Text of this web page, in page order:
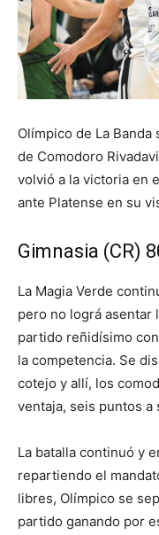
Olímpico de La
de Comodoro
volvió a la victoria en
ante Platense en su
Gimnasia (CR)
La Magia Verde
pero no lográ asentar
partido reñidísimo
la competencia. Se
cotejo y allí, los
ventaja, seis puntos a
La batalla continuó y
repartiendo el
libres, Olímpico se
partido ganando por